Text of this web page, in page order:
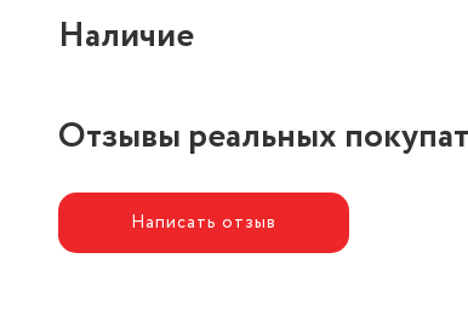
Наличие
Отзывы реальных
Написать отзыв